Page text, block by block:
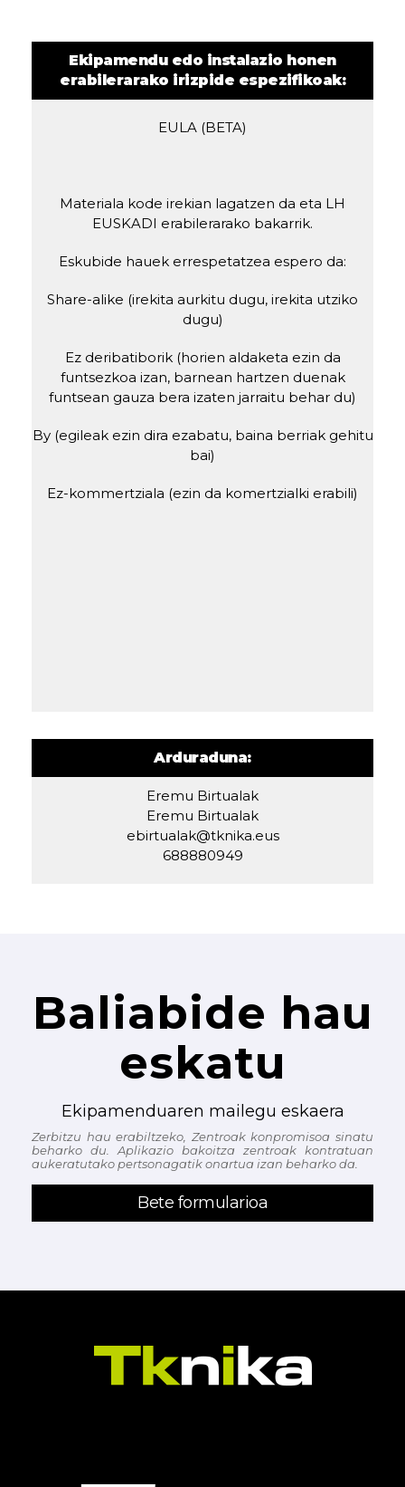
Ekipamendu edo instalazio honen
erabilerarako irizpide espezifikoak:
EULA (BETA)
Materiala kode irekian lagatzen da eta LH
EUSKADI erabilerarako bakarrik.
Eskubide hauek errespetatzea espero da:
Share-alike (irekita aurkitu dugu, irekita utziko
dugu)
Ez deribatiborik (horien aldaketa ezin da
funtsezkoa izan, barnean hartzen duenak
funtsean gauza bera izaten jarraitu behar du)
By (egileak ezin dira ezabatu, baina berriak gehitu
bai)
Ez-kommertziala (ezin da komertzialki erabili)
Arduraduna:
Eremu Birtualak
Eremu Birtualak
ebirtualak@tknika.eus
688880949
Baliabide hau
eskatu
Ekipamenduaren mailegu eskaera
Zerbitzu hau erabiltzeko, Zentroak konpromisoa sinatu
beharko du. Aplikazio bakoitza zentroak kontratuan
aukeratutako pertsonagatik onartua izan beharko da.
Bete formularioa